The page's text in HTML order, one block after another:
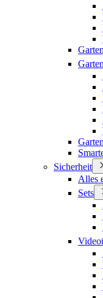
Sicherheit
Alles
Sets